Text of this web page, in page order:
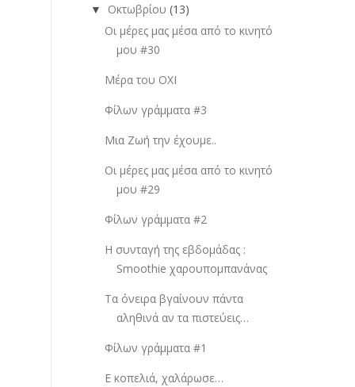
▼ Οκτωβρίου (13)
Οι μέρες μας μέσα από το κινητό
μου #30
Μέρα του ΟΧΙ
Φίλων γράμματα #3
Μια Zωή την έχουμε..
Οι μέρες μας μέσα από το κινητό
μου #29
Φίλων γράμματα #2
Η συνταγή της εβδομάδας :
Smoothie χαρουπομπανάνας
Τα όνειρα βγαίνουν πάντα
αληθινά αν τα πιστεύεις…
Φίλων γράμματα #1
Ε κοπελιά, χαλάρωσε…